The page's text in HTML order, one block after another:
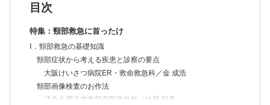
関西医科大学総合医療センター総合集中治療部／露無 景子
頸髄損傷 ─超早期手術介入と再生医療の融合
奈良県立医科大学救急医学講座／奥田 哲教 他
外傷性頸部症候群
関西医科大学附属病院救急医学科／尾上 敦規
連載
時をかける救急教授
第17回 昭和の街を駆け抜ける救急自動車
山口大学大学院医学系研究科救急医学／鶴田 良介
目次
特集：頸部救急に首ったけ
Ⅰ．頸部救急の基礎知識
頸部症状から考える疾患と診察の要点
大阪けいさつ病院ER・救命救急科／金 成浩
頸部画像検査のお作法
済生会横浜市東部病院救急科／妹尾 聡美